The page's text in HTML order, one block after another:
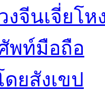
จีนเจี่ยโห
พท์มือถือ
ยสังเขป